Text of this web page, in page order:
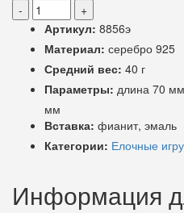
-
+
Артикул: 8856э
Материал: серебро 925
Средний вес: 40 г
Параметры: длина 70
мм
Вставка: фианит, эмаль
Категории: Елочные
Информация